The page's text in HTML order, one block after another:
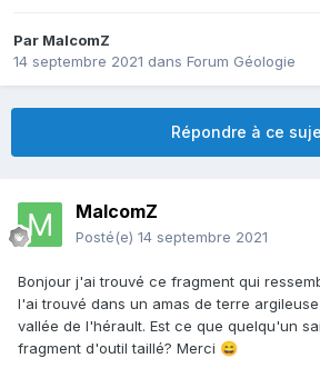
Par MalcomZ
14 septembre 2021 dans Forum Géologie
Répondre à ce
MalcomZ
Posté(e) 14 septembre 2021
Bonjour j'ai trouvé ce fragment qui
l'ai trouvé dans un amas de terre
vallée de l'hérault. Est ce que quelqu'un
fragment d'outil taillé? Merci 😄